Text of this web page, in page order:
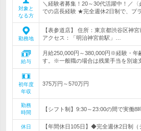
対象と
なる方
＼経験者募集！20～30代活躍中！／
での店長経験 ★完全週休2日制で、プ
勤務地
【表参道店】 住所：東京都渋谷区神
アクセス：「明治神宮前駅」…
給与
月給250,000円～380,000円※経験・年
す。※一般職の場合は残業手当を別途
初年度
年収
375万円～570万円
勤務
時間
【シフト制】9:30～23:00の間で実働8
休日
【年間休日105日】◆完全週休2日制